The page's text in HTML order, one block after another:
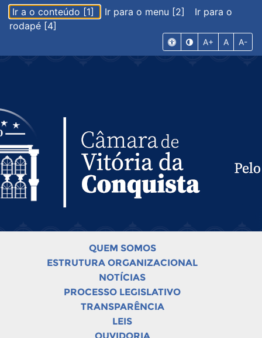
Ir a o conteúdo [1] Ir para o menu [2]
Ir para o
rodapé [4]
A+ A A-
QUEM SOMOS
ESTRUTURA ORGANIZACIONAL
NOTÍCIAS
PROCESSO LEGISLATIVO
TRANSPARÊNCIA
LEIS